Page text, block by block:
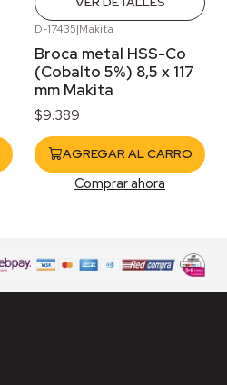
D-17435|Makita
Broca metal HSS-Co
(Cobalto 5%) 8,5 x 117
mm Makita
$9.389
AGREGAR AL CARRO
Comprar ahora